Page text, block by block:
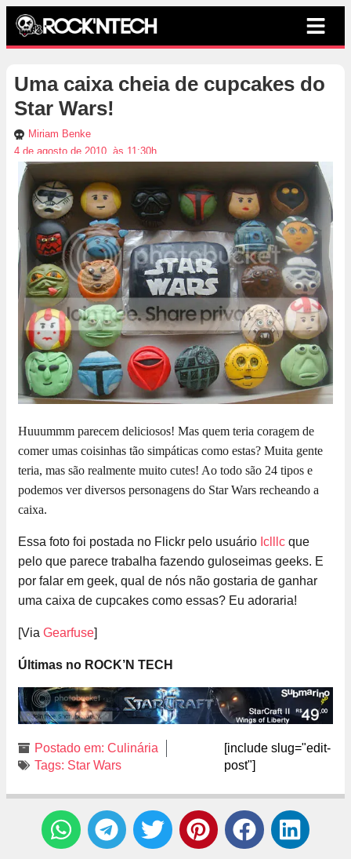
Uma caixa cheia de cupcakes do
Star Wars!
Miriam Benke
4 de agosto de 2010, às 11:30h
Huuummm parecem deliciosos! Mas quem teria coragem de
comer umas coisinhas tão simpáticas como estas? Muita gente
teria, mas são realmente muito cutes! Ao todo são 24 tipos e
podemos ver diversos personagens do Star Wars recheando a
caixa.
Essa foto foi postada no Flickr pelo usuário Iclllc que
pelo que parece trabalha fazendo guloseimas geeks. E
por falar em geek, qual de nós não gostaria de ganhar
uma caixa de cupcakes como essas? Eu adoraria!
[Via Gearfuse]
Últimas no ROCK’N TECH
Postado em: Culinária
Tags: Star Wars
[include slug="edit-
post"]